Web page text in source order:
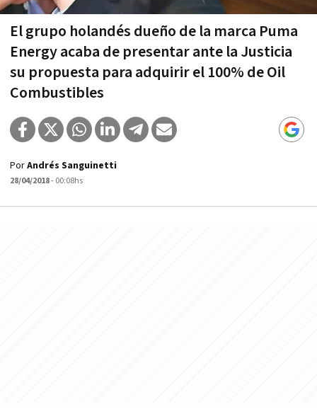
El grupo holandés dueño de la marca Puma
Energy acaba de presentar ante la Justicia
su propuesta para adquirir el 100% de Oil
Combustibles
PorAndrés Sanguinetti
28/04/2018- 00:08hs